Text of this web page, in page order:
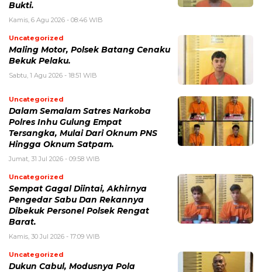
Bukti.
Kamis, 6 Agu 2026 - 08:46 WIB
Uncategorized
Maling Motor, Polsek Batang Cenaku
Bekuk Pelaku.
Sabtu, 1 Agu 2026 - 18:51 WIB
Uncategorized
Dalam Semalam Satres Narkoba
Polres Inhu Gulung Empat
Tersangka, Mulai Dari Oknum PNS
Hingga Oknum Satpam.
Jumat, 31 Jul 2026 - 09:58 WIB
Uncategorized
Sempat Gagal Diintai, Akhirnya
Pengedar Sabu Dan Rekannya
Dibekuk Personel Polsek Rengat
Barat.
Kamis, 30 Jul 2026 - 17:09 WIB
Uncategorized
Dukun Cabul, Modusnya Pola